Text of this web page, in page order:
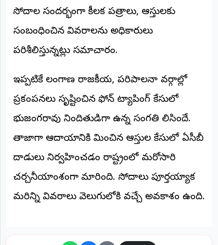
లాగిన్
(Login)
2026
NTODAY
NEWS
ప్రతి
పక్షం
సోదాల సందర్భంగా కీలక పత్రాలు, ఆస్తులకు
సంబంధించిన వివరాలను అధికారులు
పరిశీలిస్తున్నట్లు సమాచారం.
ఇప్పటికే తెలంగాణ రాజకీయ, పరిపాలనా వర్గాల్లో
ప్రకంపనలు సృష్టించిన ఫోన్ ట్యాపింగ్ కేసులో
భుజంగరావు నిందితుడిగా ఉన్న సంగతి తెలిసిందే.
తాజాగా ఆదాయానికి మించిన ఆస్తుల కేసులో ఏసీబీ
దాడులు నిర్వహించడం రాష్ట్రంలో మరోసారి
చర్చనీయాంశంగా మారింది. సోదాలు పూర్తయ్యాక
మరిన్ని వివరాలు వెలుగులోకి వచ్చే అవకాశం ఉంది.